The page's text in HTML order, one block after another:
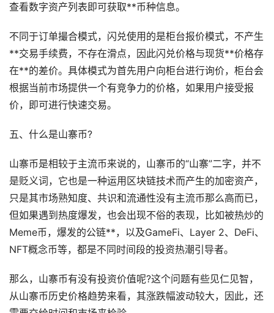
查看数字资产列表即可获取**币种信息。
不同于订单撮合模式，闪兑使用的是柜台报价模式，不产生
**交易手续费，不存在滑点，因此闪兑价格与现货**价格存
在**的差价。具体模式为首先用户向柜台进行询价，柜台会
根据当前市场提供一个有竞争力的价格，如果用户接受报
价，即可进行快速交易。
五、什么是山寨币?
山寨币是相较于主流币来说的，山寨币的“山寨”二字，并不
是贬义词，它也是一种运用区块链技术而产生的加密资产，
只是其市场熟知度、共识和流通性没有主流币那么高而已，
但如果遇到热度爆发，也会出现不俗的表现，比如被热炒的
Meme币，爆发的公链**，以及GameFi、Layer 2、DeFi、
NFT概念币等，都是不同时间段的投资热潮引导者。
那么，山寨币有没有投资价值呢?这个问题有些见仁见智，
从山寨币历史价格趋势来看，其涨跌幅波动较大，因此，还